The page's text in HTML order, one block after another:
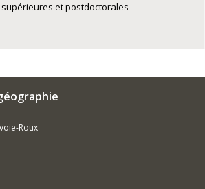
et postdoctorales
Roux